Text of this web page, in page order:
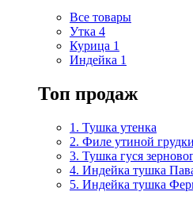
Все товары
Утка 4
Курица 1
Индейка 1
Топ продаж
1. Тушка утенка
2. Филе утиной грудки
3. Тушка гуся
4. Индейка тушка
5. Индейка тушка